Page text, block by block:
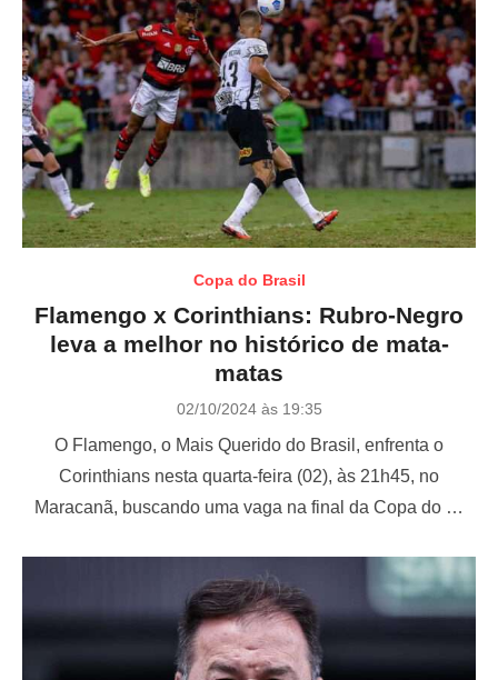
Copa do Brasil
Flamengo x Corinthians: Rubro-Negro
leva a melhor no histórico de mata-
matas
P
s
e
d
02/10/2024 às 19:35
O Flamengo, o Mais Querido do Brasil, enfrenta o
Corinthians nesta quarta-feira (02), às 21h45, no
Maracanã, buscando uma vaga na final da Copa do …